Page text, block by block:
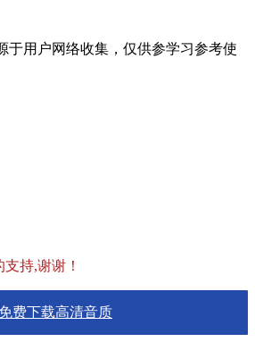
于用户网络收集，仅供参学习参考使
持,谢谢！
免费下载高清音质